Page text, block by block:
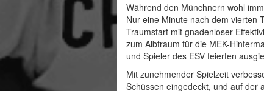
Während den Münchnern wohl
Nur eine Minute nach dem vierten
Traumstart mit gnadenloser
zum Albtraum für die MEK-
und Spieler des ESV feierten
Mit zunehmender Spielzeit
Schüssen eingedeckt, und auf der